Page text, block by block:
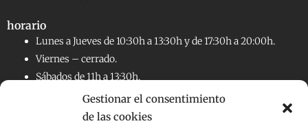
Gestionar el consentimiento
de las cookies
horario
Lunes a Jueves de 10:30h a 13:30h y de 17:30h a 20:00h.
Viernes – cerrado.
Sábados de 11h a 13:30h.